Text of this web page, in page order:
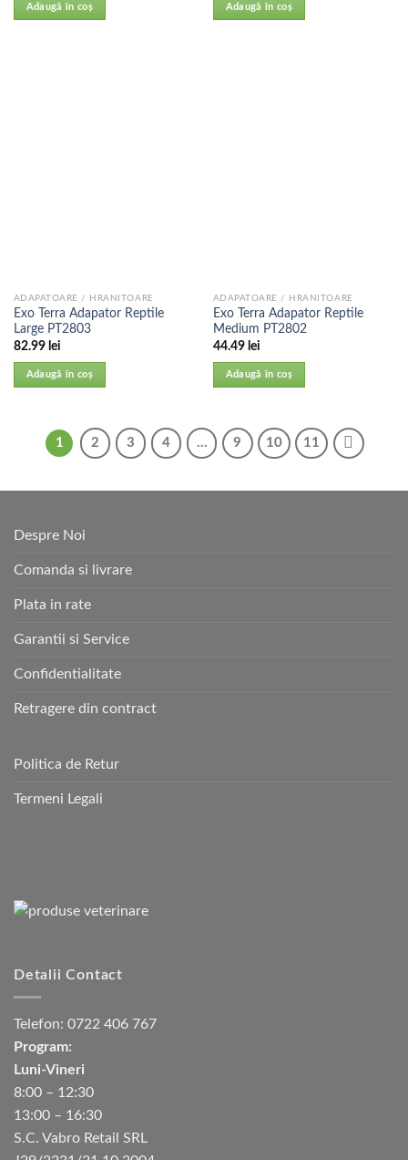
Adaugă în coș Adaugă în coș
ADAPATOARE / HRANITOARE
Exo Terra Adapator Reptile
Large PT2803
82.99 lei
Adaugă în coș
ADAPATOARE / HRANITOARE
Exo Terra Adapator Reptile
Medium PT2802
44.49 lei
Adaugă în coș
1 2 3 4 … 9 10 11
Despre Noi
Comanda si livrare
Plata in rate
Garantii si Service
Confidentialitate
Retragere din contract
Politica de Retur
Termeni Legali
Detalii Contact
Telefon: 0722 406 767
Program:
Luni-Vineri
8:00 – 12:30
13:00 – 16:30
S.C. Vabro Retail SRL